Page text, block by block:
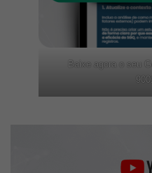
Baixe agora o seu